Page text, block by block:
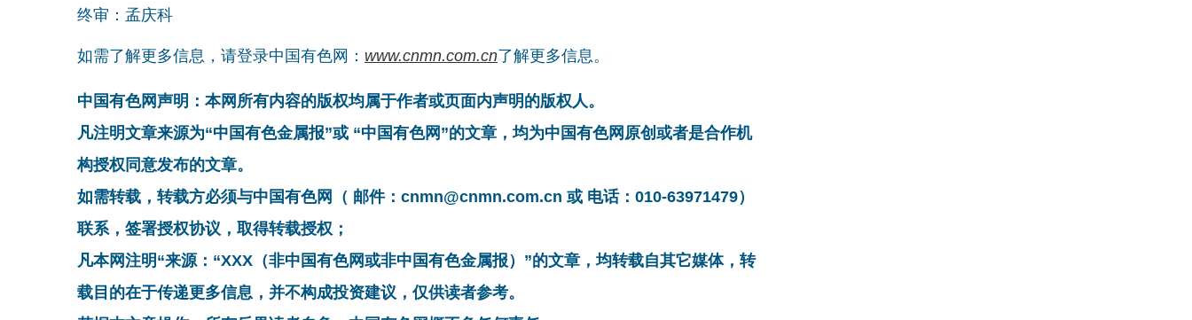
终审：孟庆科
如需了解更多信息，请登录中国有色网： www.cnmn.com.cn了解更多信息。
中国有色网声明：本网所有内容的版权均属于作者或页面内声明的版权人。
凡注明文章来源为“中国有色金属报”或 “中国有色网”的文章，均为中国有色网原创或者是合作机
构授权同意发布的文章。
如需转载，转载方必须与中国有色网（ 邮件：cnmn@cnmn.com.cn 或 电话：010-63971479）
联系，签署授权协议，取得转载授权；
凡本网注明“来源：“XXX（非中国有色网或非中国有色金属报）”的文章，均转载自其它媒体，转
载目的在于传递更多信息，并不构成投资建议，仅供读者参考。